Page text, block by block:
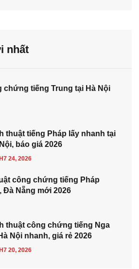
nhất
chứng tiếng Trung tại Hà Nội
thuật tiếng Pháp lấy nhanh tại
báo giá 2026
24, 2026
công chứng tiếng Pháp
Đà Nẵng mới 2026
thuật công chứng tiếng Nga
Nội nhanh, giá rẻ 2026
20, 2026